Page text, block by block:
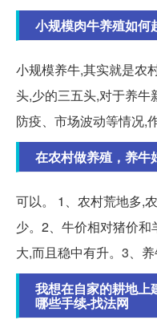
小规模肉牛养殖如何
小规模养牛,其实就是农
头,少的三五头,对于养牛
防疫、市场波动等情况,
在农村做养殖，养牛
可以。 1、农村荒地多,
少。2、牛价相对猪价
大,而且稳中有升。3、
我想在自家的耕地上
哪些手续-找法网